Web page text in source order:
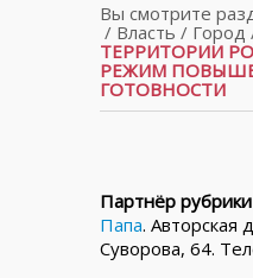
Вы смотрите
/ Власть / Город
ТЕРРИТОРИИ
РЕЖИМ
ГОТОВНОСТИ
Партнёр рубрики
Папа. Авторская
Суворова, 64.